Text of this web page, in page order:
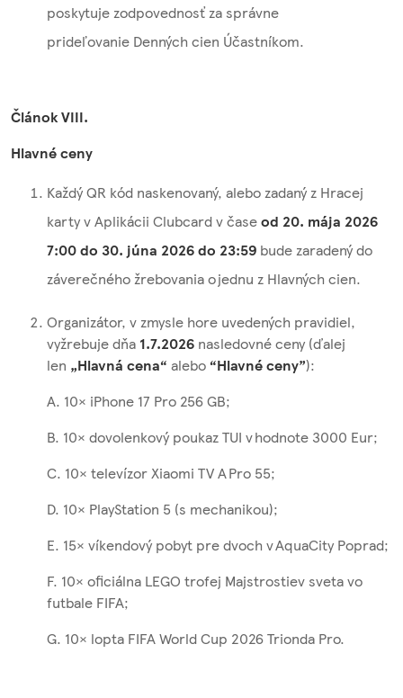
poskytuje zodpovednosť za správne
prideľovanie Denných cien Účastníkom.
Článok VIII.
Hlavné ceny
Každý QR kód naskenovaný, alebo zadaný z Hracej
karty v Aplikácii Clubcard v časeod 20. mája 2026
7:00 do 30. júna 2026 do 23:59 bude zaradený do
záverečného žrebovania o jednu z Hlavných cien.
Organizátor, v zmysle hore uvedených pravidiel,
vyžrebuje dňa 1.7.2026 nasledovné ceny (ďalej
len „Hlavná cena“ alebo“Hlavné ceny”):
A. 10× iPhone 17 Pro 256 GB;
B. 10× dovolenkový poukaz TUI v hodnote 3000 Eur;
C. 10× televízor Xiaomi TV A Pro 55;
D. 10× PlayStation 5 (s mechanikou);
E. 15× víkendový pobyt pre dvoch v AquaCity Poprad;
F. 10× oficiálna LEGO trofej Majstrostiev sveta vo
futbale FIFA;
G. 10× lopta FIFA World Cup 2026 Trionda Pro.